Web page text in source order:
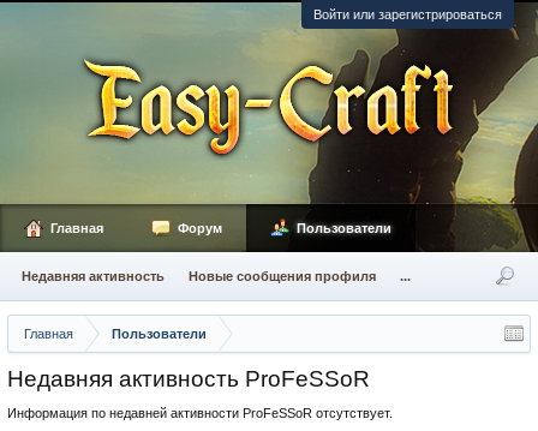
Войти или зарегистрироваться
Главная Пользователи
Недавняя активность ProFeSSoR
Информация по недавней активности ProFeSSoR отсутствует.
Главная Форум Пользователи
Недавняя активность Новые сообщения профиля ...